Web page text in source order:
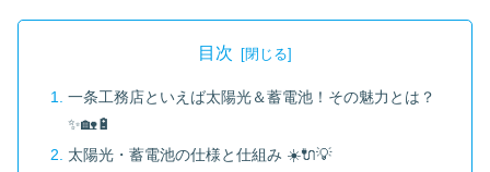
目次
一条工務店といえば太陽光＆蓄電池！その魅力とは？
✨🏡🔋
太陽光・蓄電池の仕様と仕組み ☀️🔌💡